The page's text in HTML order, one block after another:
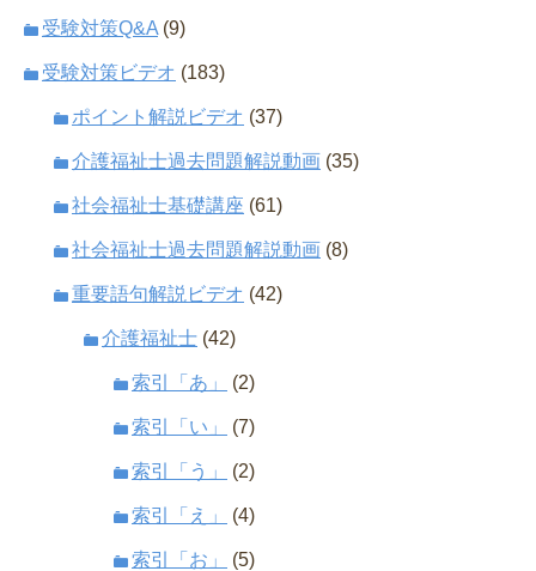
受験対策Q&A (9)
受験対策ビデオ (183)
ポイント解説ビデオ (37)
介護福祉士過去問題解説動画 (35)
社会福祉士基礎講座 (61)
社会福祉士過去問題解説動画 (8)
重要語句解説ビデオ (42)
介護福祉士 (42)
索引「あ」 (2)
索引「い」 (7)
索引「う」 (2)
索引「え」 (4)
索引「お」 (5)